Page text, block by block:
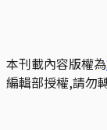
本刊載內容版權為
編輯部授權,請勿